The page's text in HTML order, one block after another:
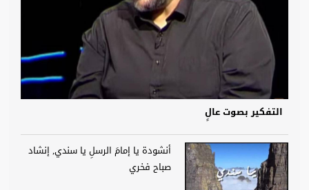
التفكير بصوت عالٍ
أنشودة يا إمامَ الرسلِ يا سندي, إنشاد
صباح فخري